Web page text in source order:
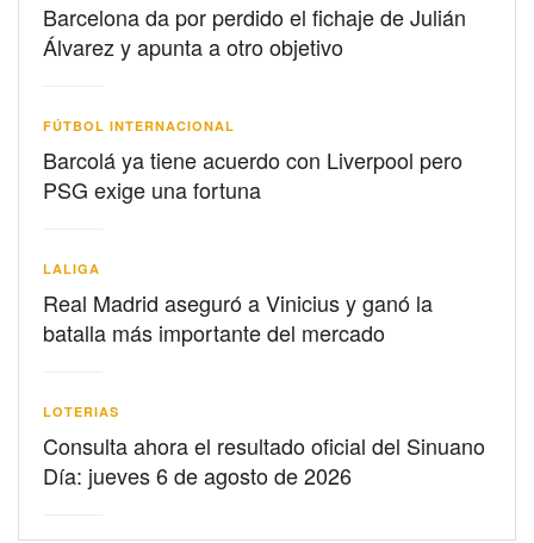
Barcelona da por perdido el fichaje de Julián
Álvarez y apunta a otro objetivo
FÚTBOL INTERNACIONAL
Barcolá ya tiene acuerdo con Liverpool pero
PSG exige una fortuna
LALIGA
Real Madrid aseguró a Vinicius y ganó la
batalla más importante del mercado
LOTERIAS
Consulta ahora el resultado oficial del Sinuano
Día: jueves 6 de agosto de 2026